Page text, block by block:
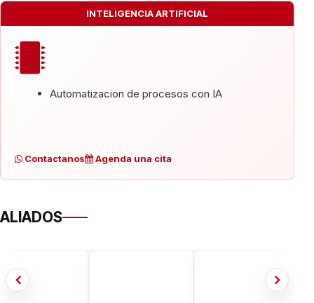
INTELIGENCIA ARTIFICIAL
Automatizacion de procesos con IA
Contactanos Agenda una cita
ALIADOS